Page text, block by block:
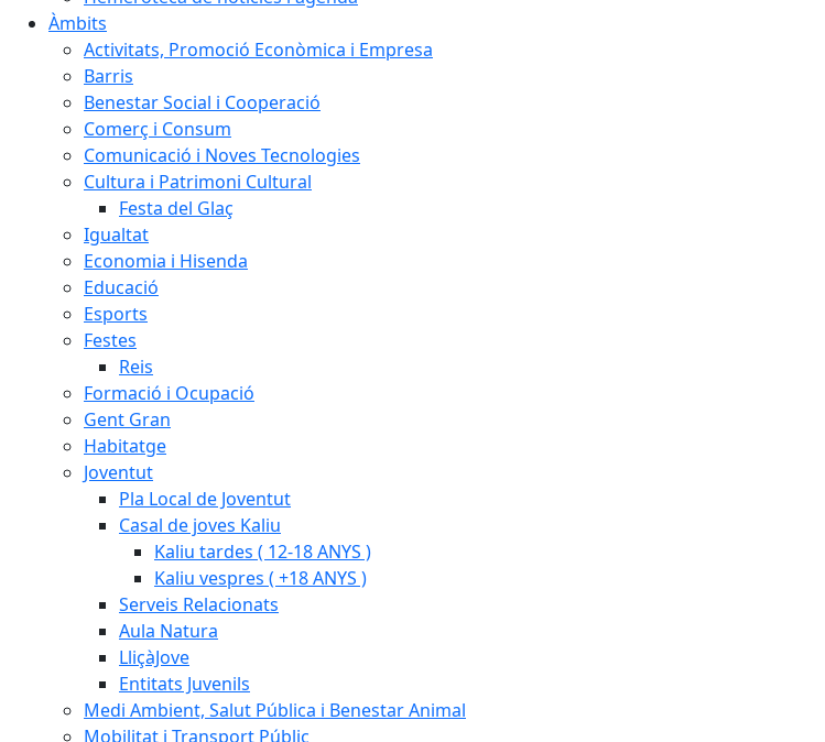
Àmbits
Activitats, Promoció Econòmica i Empresa
Barris
Benestar Social i Cooperació
Comerç i Consum
Comunicació i Noves Tecnologies
Cultura i Patrimoni Cultural
Festa del Glaç
Igualtat
Economia i Hisenda
Educació
Esports
Festes
Reis
Formació i Ocupació
Gent Gran
Habitatge
Joventut
Pla Local de Joventut
Casal de joves Kaliu
Kaliu tardes ( 12-18 ANYS )
Kaliu vespres ( +18 ANYS )
Serveis Relacionats
Aula Natura
LliçàJove
Entitats Juvenils
Medi Ambient, Salut Pública i Benestar Animal
Mobilitat i Transport Públic